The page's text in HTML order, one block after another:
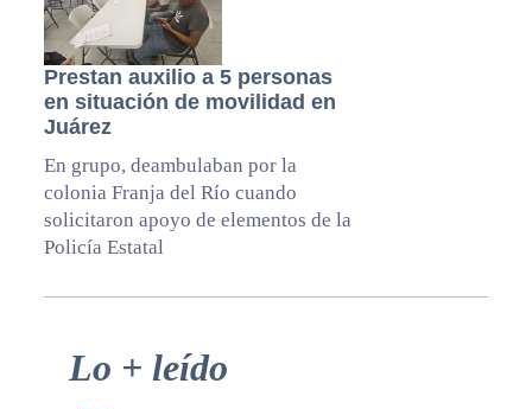
Prestan auxilio a 5 personas
en situación de movilidad en
Juárez
En grupo, deambulaban por la
colonia Franja del Río cuando
solicitaron apoyo de elementos de la
Policía Estatal
Primary
Sidebar
Lo + leído